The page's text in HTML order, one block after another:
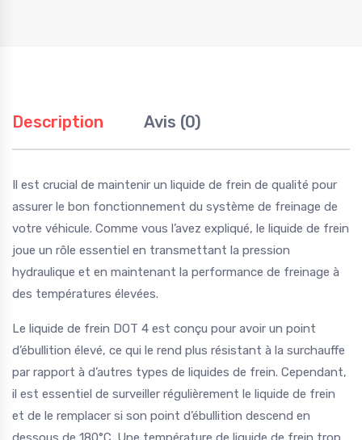
Description Avis (0)
Il est crucial de maintenir un liquide de frein de qualité pour
assurer le bon fonctionnement du système de freinage de
votre véhicule. Comme vous l’avez expliqué, le liquide de frein
joue un rôle essentiel en transmettant la pression
hydraulique et en maintenant la performance de freinage à
des températures élevées.
Le liquide de frein DOT 4 est conçu pour avoir un point
d’ébullition élevé, ce qui le rend plus résistant à la surchauffe
par rapport à d’autres types de liquides de frein. Cependant,
il est essentiel de surveiller régulièrement le liquide de frein
et de le remplacer si son point d’ébullition descend en